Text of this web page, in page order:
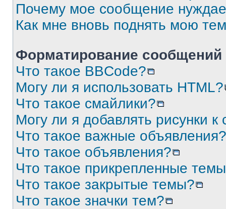
Почему мое сообщение
Как мне вновь поднять мою
Форматирование
Что такое BBCode?
Могу ли я использовать HTML?
Что такое смайлики?
Могу ли я добавлять рисунки
Что такое важные объявления?
Что такое объявления?
Что такое прикрепленные
Что такое закрытые темы?
Что такое значки тем?